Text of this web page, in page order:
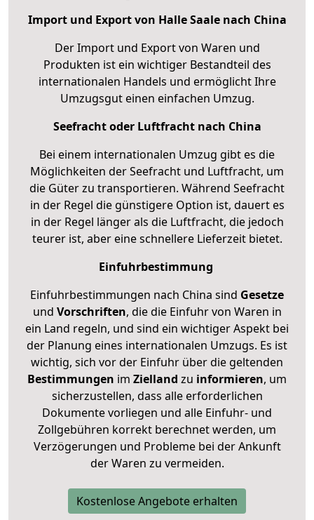
Import und Export von Halle Saale nach China
Der Import und Export von Waren und
Produkten ist ein wichtiger Bestandteil des
internationalen Handels und ermöglicht Ihre
Umzugsgut einen einfachen Umzug.
Seefracht oder Luftfracht nach China
Bei einem internationalen Umzug gibt es die
Möglichkeiten der Seefracht und Luftfracht, um
die Güter zu transportieren. Während Seefracht
in der Regel die günstigere Option ist, dauert es
in der Regel länger als die Luftfracht, die jedoch
teurer ist, aber eine schnellere Lieferzeit bietet.
Einfuhrbestimmung
Einfuhrbestimmungen nach China sind Gesetze
und Vorschriften, die die Einfuhr von Waren in
ein Land regeln, und sind ein wichtiger Aspekt bei
der Planung eines internationalen Umzugs. Es ist
wichtig, sich vor der Einfuhr über die geltenden
Bestimmungen im Zielland zu informieren, um
sicherzustellen, dass alle erforderlichen
Dokumente vorliegen und alle Einfuhr- und
Zollgebühren korrekt berechnet werden, um
Verzögerungen und Probleme bei der Ankunft
der Waren zu vermeiden.
Kostenlose Angebote erhalten